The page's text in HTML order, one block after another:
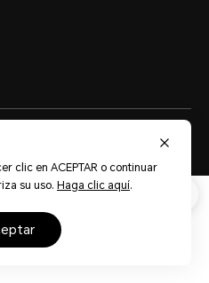
clic en ACEPTAR o continuar
su uso. Haga clic aquí.